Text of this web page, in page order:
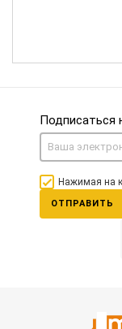
Подписаться
Нажимая на
ОТПРАВИТЬ